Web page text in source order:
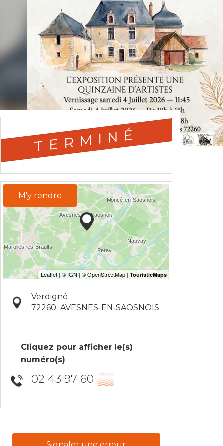
TERMINÉ
M'y rendre
Verdigné
72260 AVESNES-EN-SAOSNOIS
Cliquez pour afficher le(s)
numéro(s)
02 43 97 60 ▒▒
Signaler une erreur